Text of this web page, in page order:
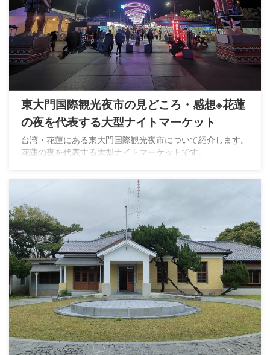
東大門国際観光夜市の見どころ・感想※花蓮
の夜を代表する大型ナイトマーケット
台湾・花蓮にある東大門国際観光夜市について紹介します。
花蓮の夜を代表する大型ナイトマーケットです。